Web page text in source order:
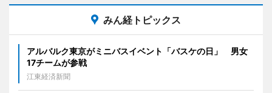
みん経トピックス
アルバルク東京がミニバスイベント「バスケの日」 男女
17チームが参戦
江東経済新聞